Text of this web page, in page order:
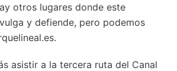
otros lugares donde este
y defiende, pero podemos
asistir a la tercera ruta del Canal